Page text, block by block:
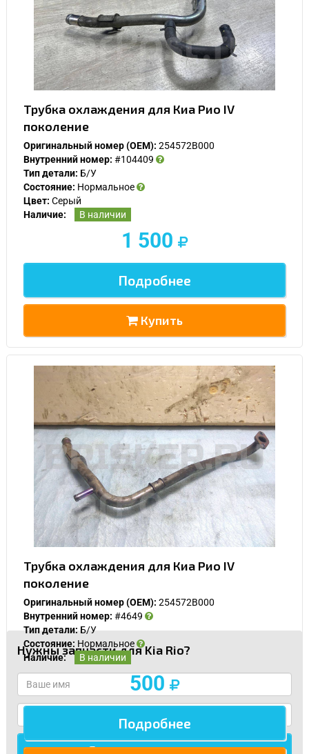
Трубка охлаждения для Киа Рио IV
поколение
Оригинальный номер (OEM): 254572B000
Внутренний номер: #104409
Тип детали: Б/У
Состояние: Нормальное
Цвет: Серый
Наличие:
В наличии
1 500
Подробнее
Купить
Трубка охлаждения для Киа Рио IV
поколение
Оригинальный номер (OEM): 254572B000
Внутренний номер: #4649
Тип детали:Б/У
Состояние: Нормальное
Наличие:
В наличии
500
Подробнее
Нужны запчасти для Kia Rio?
У Вас возникли вопросы? Вы не
нашли нужную Вам деталь?
Заполните форму ниже и мы Вам перезвоним.
Спасибо, мне это не нужно!